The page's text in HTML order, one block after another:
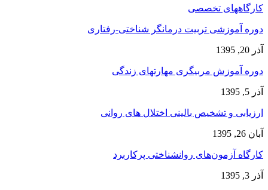
کارگاههای تخصصی
دوره آموزشی تربیت درمانگر شناختی-رفتاری
آذر 20, 1395
دوره آموزش مربیگری مهارتهای زندگی
آذر 5, 1395
ارزیابی و تشخیص بالینی اختلال های روانی
آبان 26, 1395
کارگاه آزمون‌های روانشناختی پرکاربرد
آذر 3, 1395